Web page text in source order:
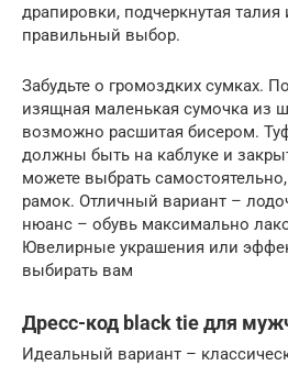
драпировки, подчеркнутая
правильный выбор.
Забудьте о громоздких сумках.
изящная маленькая сумочка из
возможно расшитая бисером.
должны быть на каблуке и
можете выбрать
рамок. Отличный вариант –
нюанс – обувь максимально
Ювелирные украшения или
выбирать вам
Дресс-код black tie для
Идеальный вариант –